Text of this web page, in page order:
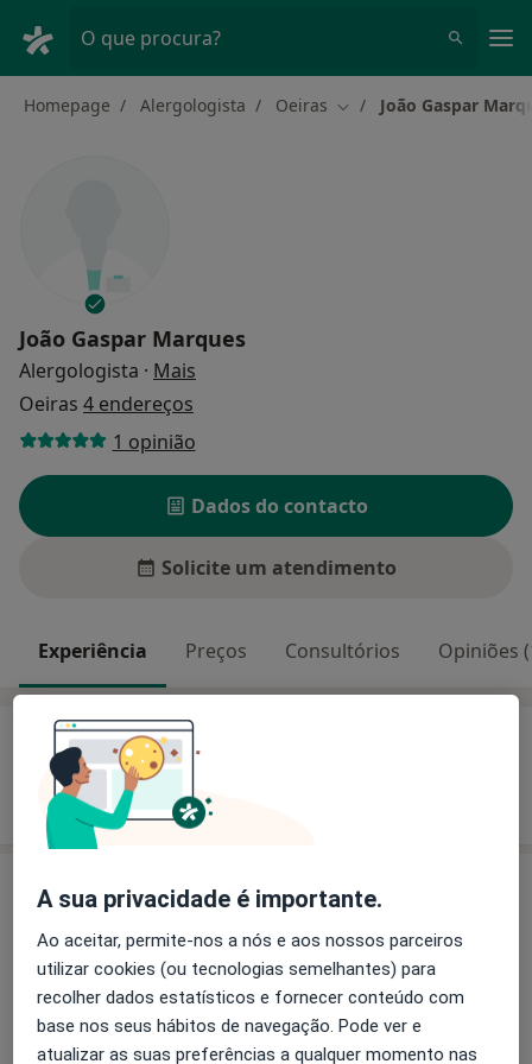
O que procura?
Homepage Alergologista Oeiras Mudar de cidade
João Gaspar
João Gaspar Marques
Alergologista · Mais
Oeiras 4 endereços
1 opinião
Dados do contacto
Solicite um atendimento
Experiência Preços Consultórios Opiniões
Experiência
Mostrar mais detalhes
Serviços e preços
Primeira consulta Alergologia
Detalhes
Como mostramos os preços?
A sua privacidade é importante.
Ao aceitar, permite-nos a nós e aos nossos parceiros
utilizar cookies (ou tecnologias semelhantes) para
recolher dados estatísticos e fornecer conteúdo com
base nos seus hábitos de navegação. Pode ver e
atualizar as suas preferências a qualquer momento nas